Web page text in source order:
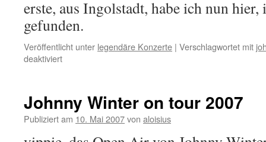
erste, aus Ingolstadt, habe ich nun
gefunden.
Veröffentlicht unter legendäre Konzerte | Verschlagwortet mit
deaktiviertfür
Tour
2007,
Johnny Winter on tour 2007
Publiziert am 10. Mai 2007von aloisius